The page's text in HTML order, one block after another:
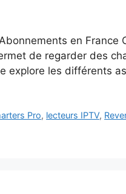
en
de regarder des
explore les différents
Pro, lecteurs IPTV,